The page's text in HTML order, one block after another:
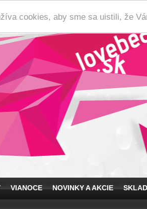
cookies, aby sme sa uistili, že
VIANOCE NOVINKY A AKCIE